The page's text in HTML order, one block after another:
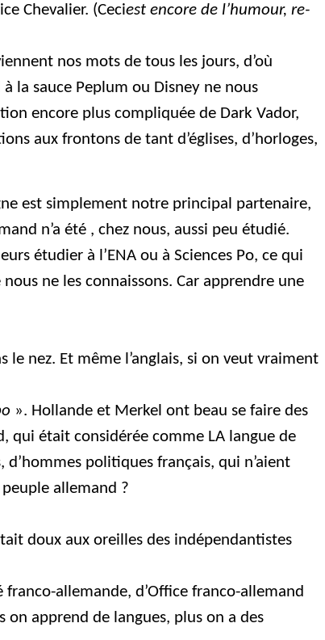
Chevalier. (Ceciest encore de l’humour, re-
nos mots de tous les jours, d’où
la sauce Peplum ou Disney ne nous
encore plus compliquée de Dark Vador,
aux frontons de tant d’églises, d’horloges,
est simplement notre principal partenaire,
n’a été , chez nous, aussi peu étudié.
étudier à l’ENA ou à Sciences Po, ce qui
ne les connaissons. Car apprendre une
le nez. Et même l’anglais, si on veut vraiment
». Hollande et Merkel ont beau se faire des
qui était considérée comme LA langue de
d’hommes politiques français, qui n’aient
allemand ?
doux aux oreilles des indépendantistes
allemande, d’Office franco-allemand
on apprend de langues, plus on a des